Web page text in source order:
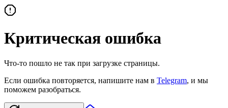
Критическая ошибка
Что-то пошло не так при загрузке страницы.
Если ошибка повторяется, напишите нам в Telegram, и мы
поможем разобраться.